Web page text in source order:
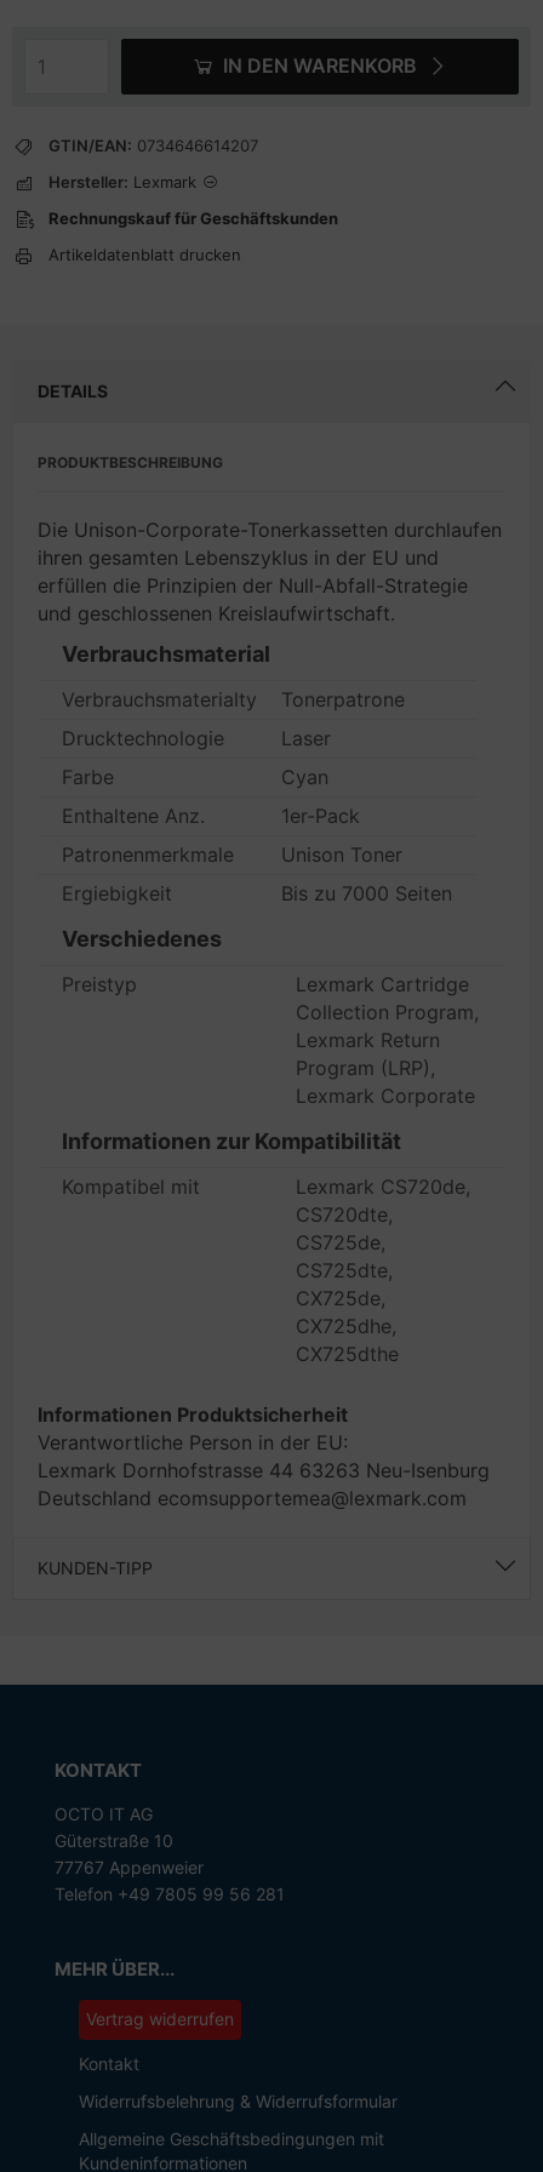
IN DEN WARENKORB
GTIN/EAN: 0734646614207
Hersteller: Lexmark
Rechnungskauf für Geschäftskunden
Artikeldatenblatt drucken
DETAILS
PRODUKTBESCHREIBUNG
Die Unison-Corporate-Tonerkassetten durchlaufen
ihren gesamten Lebenszyklus in der EU und
erfüllen die Prinzipien der Null-Abfall-Strategie
und geschlossenen Kreislaufwirtschaft.
Verbrauchsmaterial
Verbrauchsmaterialtyp
Tonerpatrone
Drucktechnologie
Laser
Farbe
Cyan
Enthaltene Anz.
1er-Pack
Patronenmerkmale
Unison Toner
Ergiebigkeit
Bis zu 7000 Seiten
Verschiedenes
Preistyp
Lexmark Cartridge
Collection Program,
Lexmark Return
Program (LRP),
Lexmark Corporate
Informationen zur Kompatibilität
Kompatibel mit
Lexmark CS720de,
CS720dte,
CS725de,
CS725dte,
CX725de,
CX725dhe,
CX725dthe
Informationen Produktsicherheit
Verantwortliche Person in der EU:
Lexmark Dornhofstrasse 44 63263 Neu-Isenburg
Deutschland ecomsupportemea@lexmark.com
KUNDEN-TIPP
KONTAKT
OCTO IT AG
Güterstraße 10
77767 Appenweier
Telefon +49 7805 99 56 281
MEHR ÜBER...
Vertrag widerrufen
Kontakt
Widerrufsbelehrung & Widerrufsformular
Allgemeine Geschäftsbedingungen mit
Kundeninformationen